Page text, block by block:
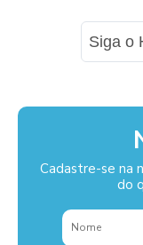
Siga o
Cadastre-se na
do